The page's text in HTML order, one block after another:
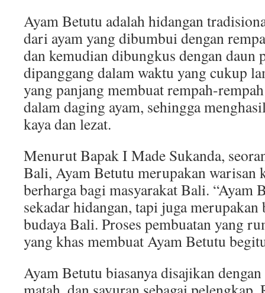
Ayam Betutu adalah hidangan
dari ayam yang dibumbui dengan
dan kemudian dibungkus dengan daun
dipanggang dalam waktu yang cukup
yang panjang membuat rempah-
dalam daging ayam, sehingga
kaya dan lezat.
Menurut Bapak I Made Sukanda,
Bali, Ayam Betutu merupakan warisan
berharga bagi masyarakat Bali. “Ayam
sekadar hidangan, tapi juga
budaya Bali. Proses pembuatan yang
yang khas membuat Ayam Betutu
Ayam Betutu biasanya disajikan